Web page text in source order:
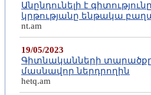
Անընդունելի է
կրթությանը ենթակա
nt.am
19/05/2023
Գիտնականների տարածքը
մասնավոր ներդրողին
hetq.am